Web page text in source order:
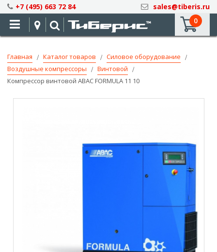
Skip
to
Content
+7 (495) 663 72 84
sales@tiberis.ru
0
Главная Каталог товаров
Силовое оборудование
Воздушные компрессоры
Винтовой
Компрессор винтовой ABAC FORMULA 11 10